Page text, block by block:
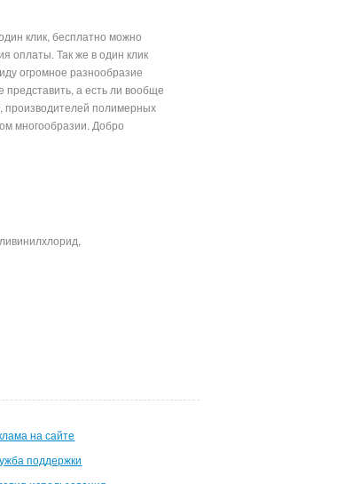
клик, бесплатно можно
оплаты. Так же в один клик
огромное разнообразие
представить, а есть ли вообще
производителей полимерных
многообразии. Добро
продукции.
на сайте
поддержки